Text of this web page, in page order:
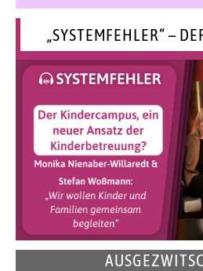
„SYSTEMFEHLER“ –